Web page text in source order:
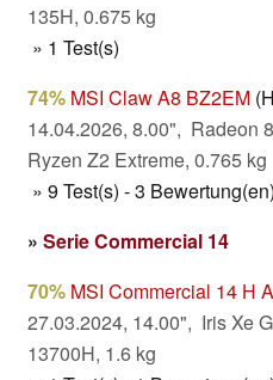
135H, 0.675 kg
» 1 Test(s)
74% MSI Claw A8 BZ2EM
14.04.2026, 8.00", Radeon
Ryzen Z2 Extreme, 0.765 kg
» 9 Test(s) - 3 Bewertung(en)
» Serie Commercial 14
70% MSI Commercial 14 H
27.03.2024, 14.00", Iris Xe
13700H, 1.6 kg